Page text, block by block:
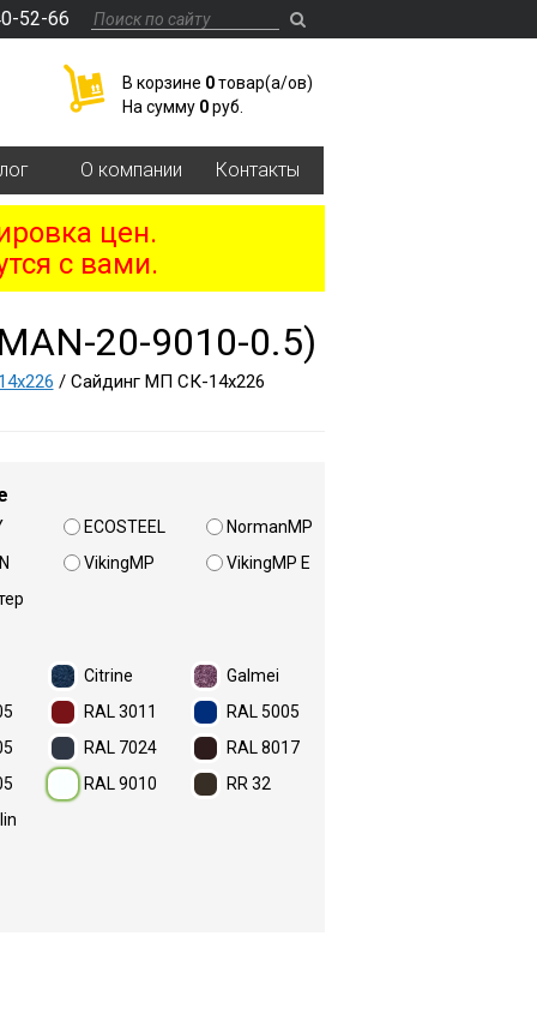
52-66
В корзине 0товар(a/ов)
На сумму 0руб.
О компании Контакты
цен.
с вами.
20-9010-0.5)
/ Сайдинг МП СК-14х226
ECOSTEEL
NormanMP
VikingMP
VikingMP E
Citrine
Galmei
RAL 3011
RAL 5005
RAL 7024
RAL 8017
RAL 9010
RR 32